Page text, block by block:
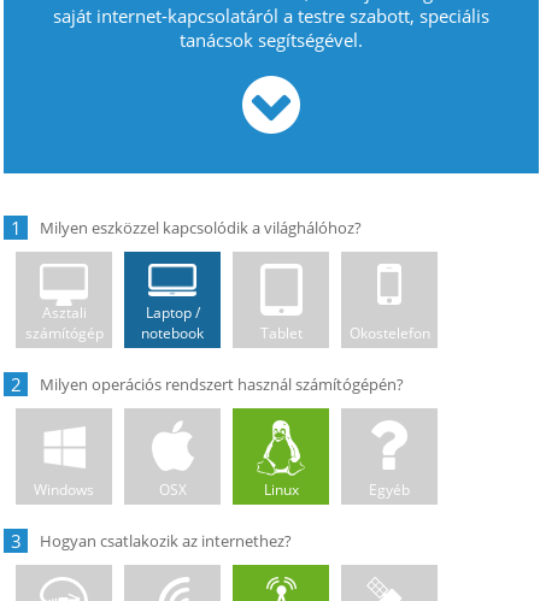
saját internet-kapcsolatáról a testre szabott, speciális
tanácsok segítségével.
1
Asztali
számítógép
Laptop /
notebook
Tablet Okostelefon
2
Windows OSX Linux Egyéb
3